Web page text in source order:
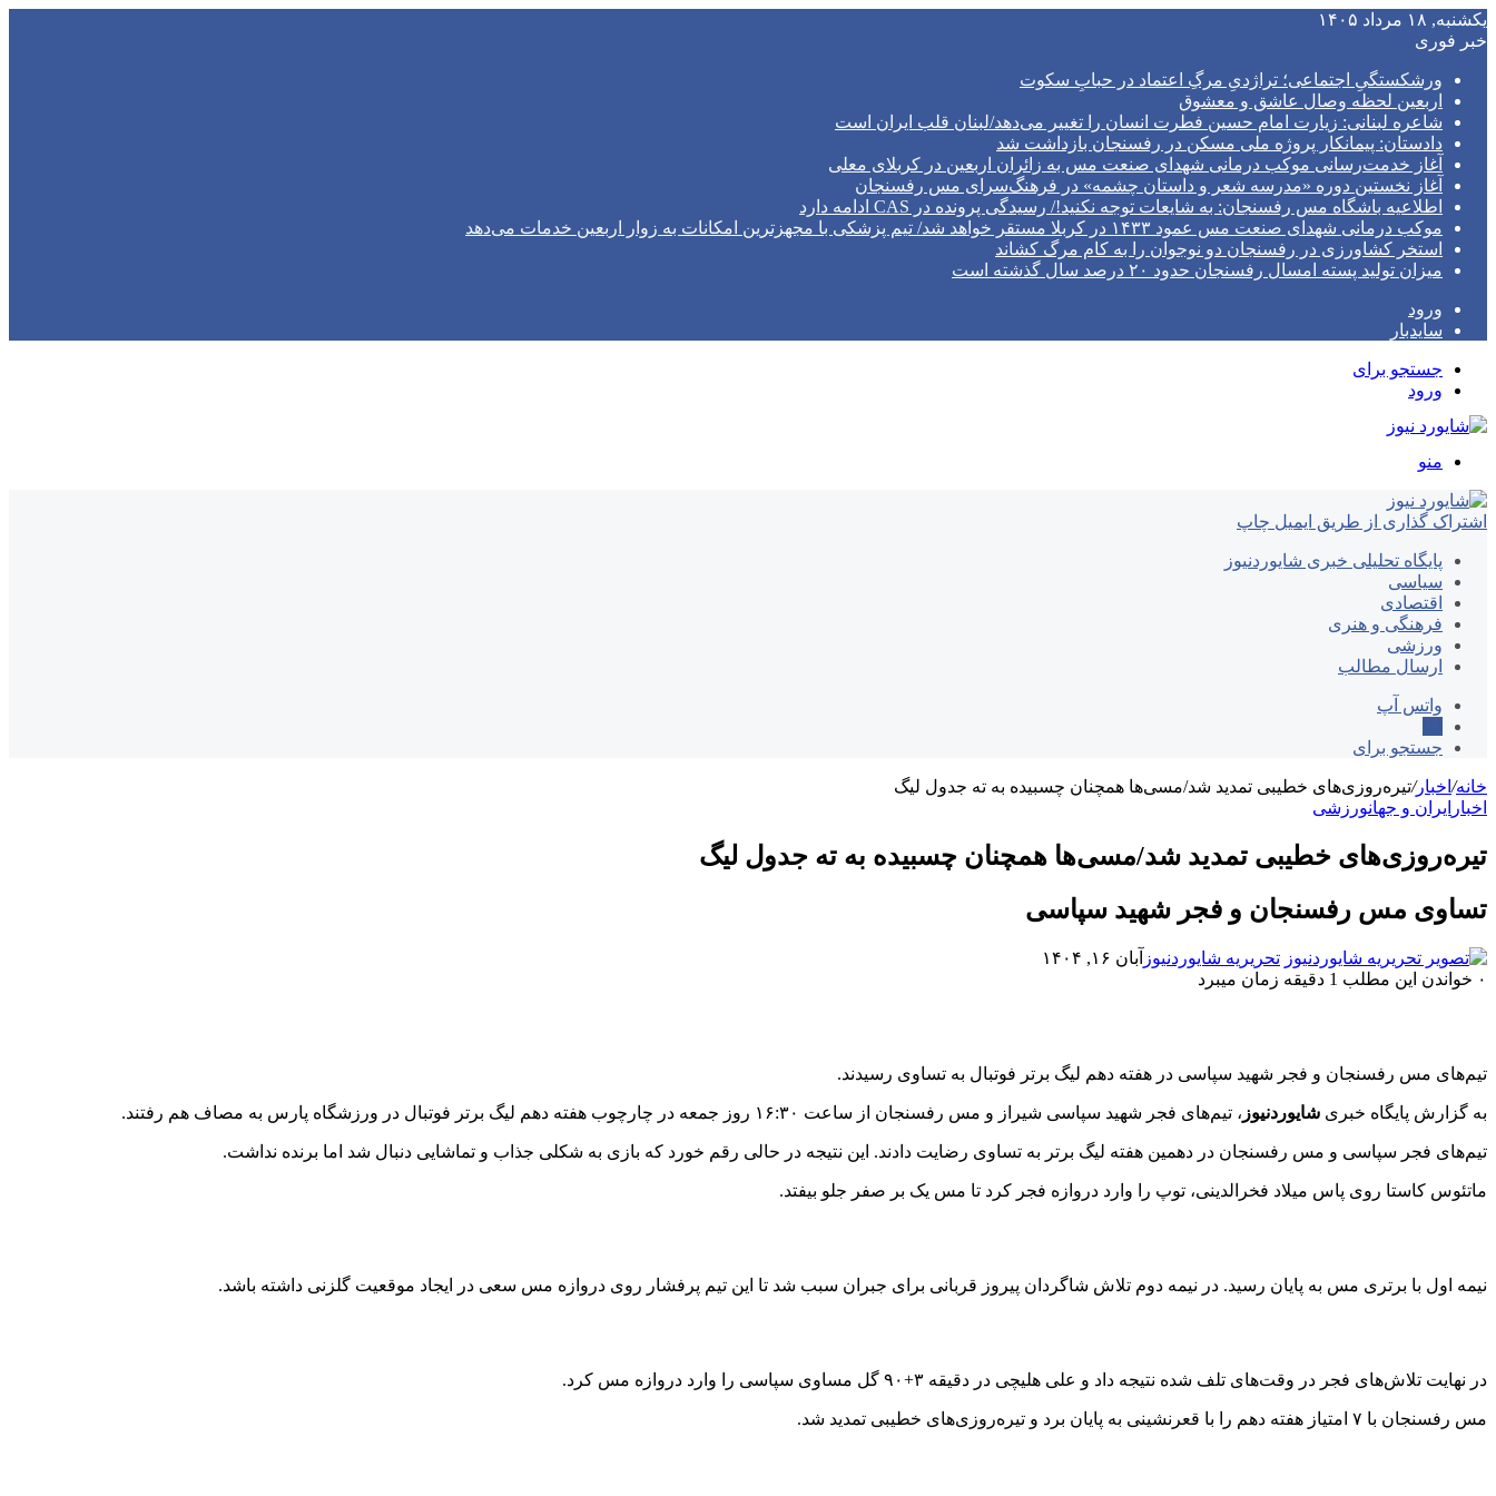
یکشنبه, ۱۸ مرداد ۱۴۰۵
خبر فوری
ورشکستگیِ اجتماعی؛ تراژدیِ مرگِ اعتماد در حبابِ سکوت
اربعین لحظه وصال عاشق و معشوق
شاعره لبنانی: زیارت امام حسین فطرت انسان را تغییر می‌دهد/لبنان قلب ایران است
دادستان: پیمانکار پروژه ملی مسکن در رفسنجان بازداشت شد
آغاز خدمت‌رسانی موکب درمانی شهدای صنعت مس به زائران اربعین در کربلای معلی
آغاز نخستین دوره «مدرسه شعر و داستان چشمه» در فرهنگ‌سرای مس رفسنجان
اطلاعیه باشگاه مس رفسنجان: به شایعات توجه نکنید!/ رسیدگی پرونده در CAS ادامه دارد
موکب درمانی شهدای صنعت مس عمود ۱۴۳۳ در کربلا مستقر خواهد شد/ تیم پزشکی با مجهزترین امکانات به زوار اربعین خدمات می‌دهد
استخر کشاورزی در رفسنجان دو نوجوان را به کام مرگ کشاند
میزان تولید پسته امسال رفسنجان حدود ۲۰ درصد سال گذشته است
ورود
سایدبار
جستجو برای
ورود
منو
اشتراک گذاری از طریق ایمیل چاپ
پایگاه تحلیلی خبری شایوردنیوز
سیاسی
اقتصادی
فرهنگی و هنری
ورزشی
ارسال مطالب
واتس آپ
جستجو برای
خانه/ اخبار/تیره‌روزی‌های خطیبی تمدید شد/مسی‌ها همچنان چسبیده به ته جدول لیگ
اخبار ایران و جهانورزشی
تیره‌روزی‌های خطیبی تمدید شد/مسی‌ها همچنان چسبیده به ته جدول لیگ
تساوی مس رفسنجان و فجر شهید سپاسی
تحریریه شایوردنیوز آبان ۱۶, ۱۴۰۴
۰ خواندن این مطلب 1 دقیقه زمان میبرد
تیم‌های مس رفسنجان و فجر شهید سپاسی در هفته دهم لیگ برتر فوتبال به تساوی رسیدند.
به گزارش پایگاه خبری شایوردنیوز ، تیم‌های فجر شهید سپاسی شیراز و مس رفسنجان از ساعت ۱۶:۳۰ روز جمعه در چارچوب هفته دهم لیگ برتر فوتبال در ورزشگاه پارس به مصاف هم رفتند.
تیم‌های فجر سپاسی و مس رفسنجان در دهمین هفته لیگ برتر به تساوی رضایت دادند. این نتیجه در حالی رقم خورد که بازی به شکلی جذاب و تماشایی دنبال شد اما برنده نداشت.
ماتئوس کاستا روی پاس میلاد فخرالدینی، توپ را وارد دروازه فجر کرد تا مس یک بر صفر جلو بیفتد.
نیمه اول با برتری مس به پایان رسید. در نیمه دوم تلاش شاگردان پیروز قربانی برای جبران سبب شد تا این تیم پرفشار روی دروازه مس سعی در ایجاد موقعیت گلزنی داشته باشد.
در نهایت تلاش‌های فجر در وقت‌های تلف شده نتیجه داد و علی هلیچی در دقیقه ۳+۹۰ گل مساوی سپاسی را وارد دروازه مس کرد.
مس رفسنجان با ۷ امتیاز هفته دهم را با قعرنشینی به پایان برد و تیره‌روزی‌های خطیبی تمدید شد.